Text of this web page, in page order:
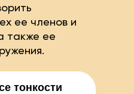
ее членов и
также ее
тонкости